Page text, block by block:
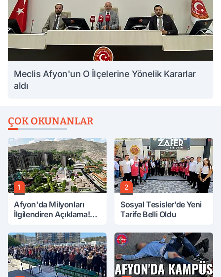
Meclis Afyon'un O İlçelerine Yönelik Kararlar
aldı
ÇOK OKUNANLAR
1
Afyon'da Milyonları
İlgilendiren Açıklama!
2
Sosyal Tesisler’de Yeni
Tarife Belli Oldu